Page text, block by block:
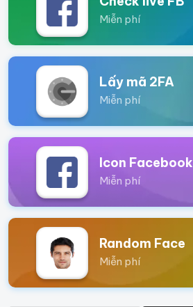
Miễn phí
Lấy mã 2FA
Miễn phí
Icon Facebook
Miễn phí
Random Face
Miễn phí